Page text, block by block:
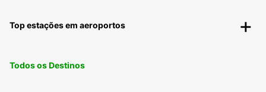
Top estações em aeroportos
Todos os Destinos